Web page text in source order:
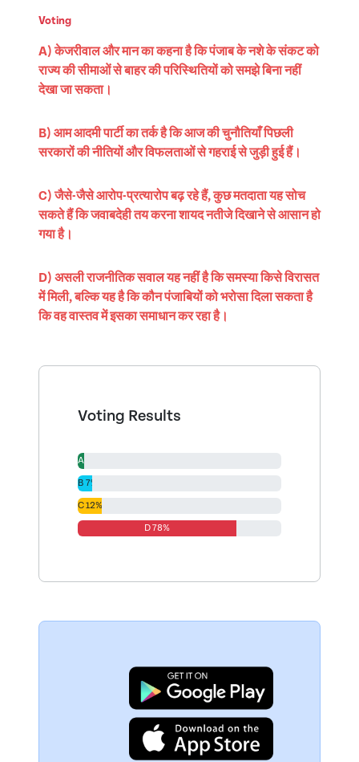
Voting
A) केजरीवाल और मान का कहना है कि पंजाब के नशे के संकट को
राज्य की सीमाओं से बाहर की परिस्थितियों को समझे बिना नहीं
देखा जा सकता।
B) आम आदमी पार्टी का तर्क है कि आज की चुनौतियाँ पिछली
सरकारों की नीतियों और विफलताओं से गहराई से जुड़ी हुई हैं।
C) जैसे-जैसे आरोप-प्रत्यारोप बढ़ रहे हैं, कुछ मतदाता यह सोच
सकते हैं कि जवाबदेही तय करना शायद नतीजे दिखाने से आसान हो
गया है।
D) असली राजनीतिक सवाल यह नहीं है कि समस्या किसे विरासत
में मिली, बल्कि यह है कि कौन पंजाबियों को भरोसा दिला सकता है
कि वह वास्तव में इसका समाधान कर रहा है।
Voting Results
A 3%
B 7%
C 12%
D 78%